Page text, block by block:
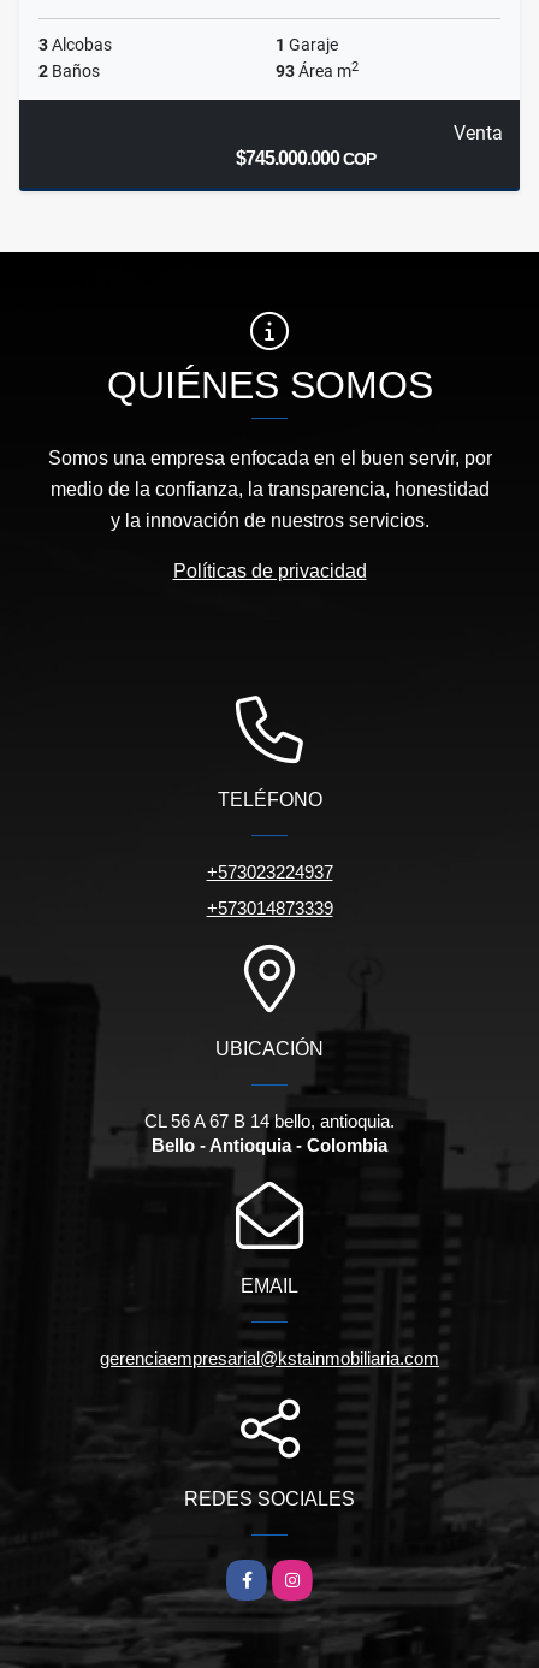
3Alcobas 1 Garaje
2 Baños 93Área m2
Venta
$745.000.000COP
QUIÉNES SOMOS
Somos una empresa enfocada en el buen servir, por
medio de la confianza, la transparencia, honestidad
y la innovación de nuestros servicios.
Políticas de privacidad
TELÉFONO
+573023224937
+573014873339
UBICACIÓN
CL 56 A 67 B 14 bello, antioquia.
Bello - Antioquia - Colombia
EMAIL
gerenciaempresarial@kstainmobiliaria.com
REDES SOCIALES
FacebookInstagram